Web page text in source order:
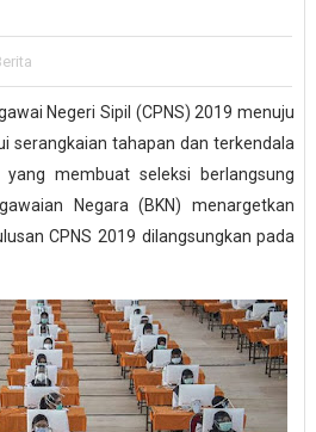
Negeri Sipil (CPNS) 2019 menuju
serangkaian tahapan dan terkendala
membuat seleksi berlangsung
Negara (BKN) menargetkan
CPNS 2019 dilangsungkan pada